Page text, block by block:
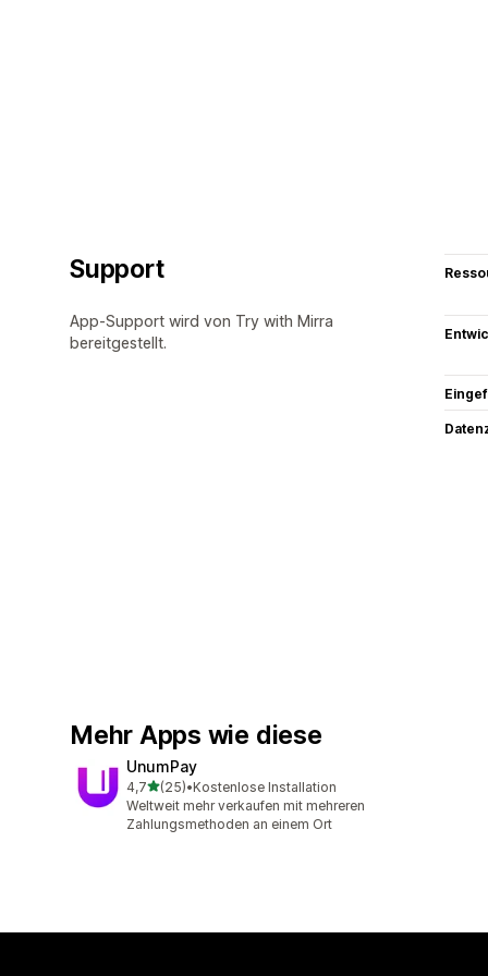
Support
App-Support wird von Try with Mirra
bereitgestellt.
Mehr Apps wie diese
UnumPay
4,7von 5 Sternen
(25)
25 Rezensionen insgesamt
•Kostenlose Installation
Weltweit mehr verkaufen mit mehreren
Zahlungsmethoden an einem Ort